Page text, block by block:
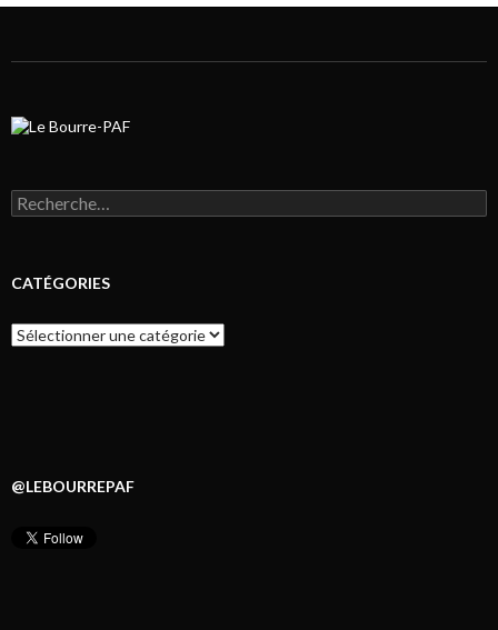
Rechercher :
CATÉGORIES
Catégories
@LEBOURREPAF